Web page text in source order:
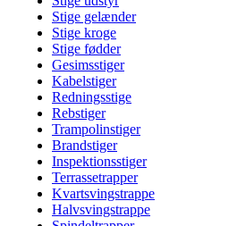
Stige gelænder
Stige kroge
Stige fødder
Gesimsstiger
Kabelstiger
Redningsstige
Rebstiger
Trampolinstiger
Brandstiger
Inspektionsstiger
Terrassetrapper
Kvartsvingstrappe
Halvsvingstrappe